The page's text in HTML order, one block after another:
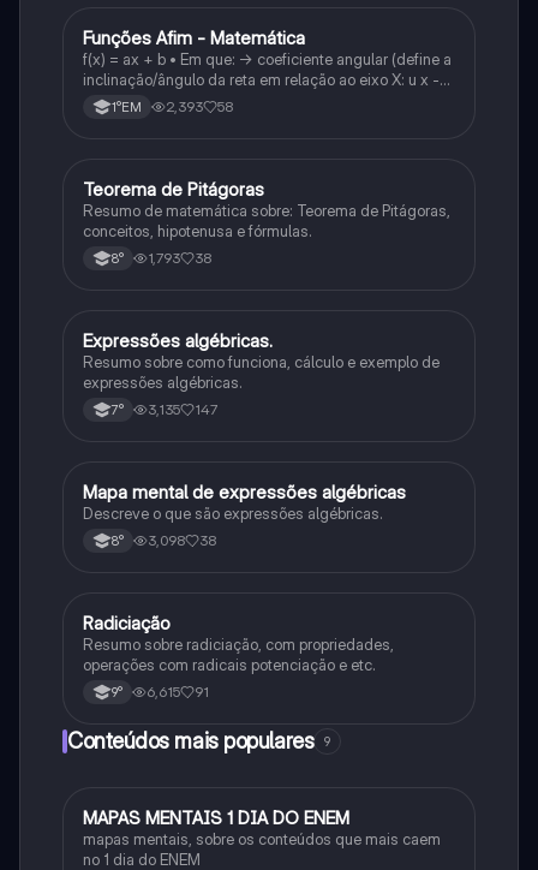
Matematica
Funções Afim - Matemática
f(x) = ax + b • Em que: -> coeficiente angular (define a
inclinação/ângulo da reta em relação ao eixo X: u x -
variável: a b → coeficiente linear (valor que corta o
eixo y).
1°EM 2,393 58
Matematica
Teorema de Pitágoras
Resumo de matemática sobre: Teorema de Pitágoras,
conceitos, hipotenusa e fórmulas.
8° 1,793 38
Matematica
Expressões algébricas.
Resumo sobre como funciona, cálculo e exemplo de
expressões algébricas.
7° 3,135 147
Matematica
Mapa mental de expressões algébricas
Descreve o que são expressões algébricas.
8° 3,098 38
Matematica
Radiciação
Resumo sobre radiciação, com propriedades,
operações com radicais potenciação e etc.
9° 6,615 91
Conteúdos mais populares 9
Português
MAPAS MENTAIS 1 DIA DO ENEM
mapas mentais, sobre os conteúdos que mais caem
no 1 dia do ENEM